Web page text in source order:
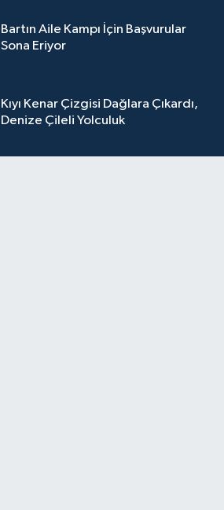
Bartın Aile Kampı İçin Başvurular
Sona Eriyor
Kıyı Kenar Çizgisi Dağlara Çıkardı,
Denize Çileli Yolculuk